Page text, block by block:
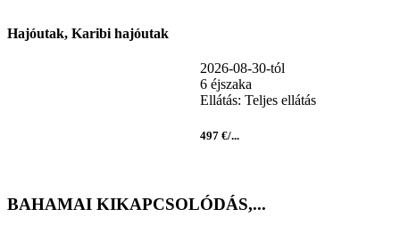
Hajóutak, Karibi hajóutak
2026-08-30-tól
6 éjszaka
Ellátás: Teljes ellátás
497 €/...
BAHAMAI KIKAPCSOLÓDÁS,...